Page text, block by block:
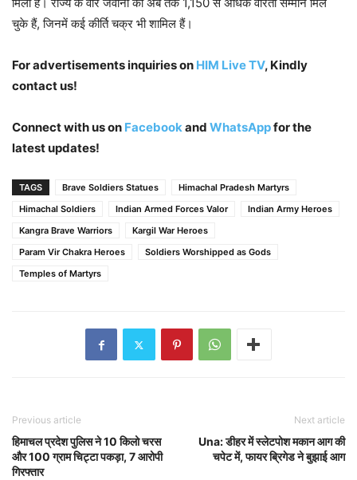
मिला है। राज्य के वीर जवानों को अब तक 1,150 से अधिक वीरता सम्मान मिल
चुके हैं, जिनमें कई कीर्ति चक्र भी शामिल हैं।
For advertisements inquirieson HIM Live TV, Kindly
contact us!
Connect with us on Facebookand WhatsAppfor the
latest updates!
TAGS Brave Soldiers Statues
Himachal Pradesh Martyrs
Himachal Soldiers
Indian Armed Forces Valor
Indian Army Heroes
Kangra Brave Warriors
Kargil War Heroes
Param Vir Chakra Heroes
Soldiers Worshipped as Gods
Temples of Martyrs
Previous article
हिमाचल प्रदेश पुलिस ने 10 किलो चरस
और 100 ग्राम चिट्टा पकड़ा, 7 आरोपी
गिरफ्तार
Next article
Una: डीहर में स्लेटपोश मकान आग की
चपेट में, फायर ब्रिगेड ने बुझाई आग